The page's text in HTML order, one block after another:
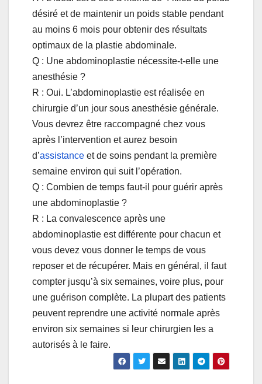
désiré et de maintenir un poids stable pendant
au moins 6 mois pour obtenir des résultats
optimaux de la plastie abdominale.
Q : Une abdominoplastie nécessite-t-elle une
anesthésie ?
R : Oui. L’abdominoplastie est réalisée en
chirurgie d’un jour sous anesthésie générale.
Vous devrez être raccompagné chez vous
après l’intervention et aurez besoin
d’assistance et de soins pendant la première
semaine environ qui suit l’opération.
Q : Combien de temps faut-il pour guérir après
une abdominoplastie ?
R : La convalescence après une
abdominoplastie est différente pour chacun et
vous devez vous donner le temps de vous
reposer et de récupérer. Mais en général, il faut
compter jusqu’à six semaines, voire plus, pour
une guérison complète. La plupart des patients
peuvent reprendre une activité normale après
environ six semaines si leur chirurgien les a
autorisés à le faire.